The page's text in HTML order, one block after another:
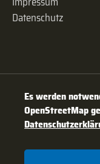
Datenschutz
Es werden
OpenStreetMap